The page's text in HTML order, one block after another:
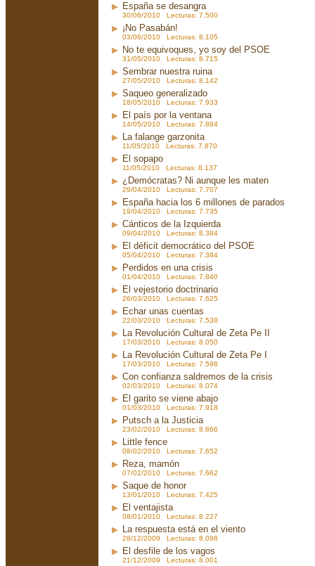
España se desangra
30/06/2010 Lecturas: 7.500
¡No Pasabán!
03/06/2010 Lecturas: 8.105
No te equivoques, yo soy del PSOE
31/05/2010 Lecturas: 8.715
Sembrar nuestra ruina
27/05/2010 Lecturas: 8.142
Saqueo generalizado
18/05/2010 Lecturas: 7.933
El país por la ventana
14/05/2010 Lecturas: 7.884
La falange garzonita
11/05/2010 Lecturas: 7.870
El sopapo
11/05/2010 Lecturas: 8.137
¿Demócratas? Ni aunque les maten
29/04/2010 Lecturas: 7.707
España hacia los 6 millones de parados
19/04/2010 Lecturas: 7.735
Cánticos de la Izquierda
09/04/2010 Lecturas: 8.384
El déficit democrático del PSOE
05/04/2010 Lecturas: 7.384
Perdidos en una crisis
01/04/2010 Lecturas: 7.840
El vejestorio doctrinario
26/03/2010 Lecturas: 7.625
Echar unas cuentas
22/03/2010 Lecturas: 7.538
La Revolución Cultural de Zeta Pe II
17/03/2010 Lecturas: 8.050
La Revolución Cultural de Zeta Pe I
17/03/2010 Lecturas: 7.598
Con confianza saldremos de la crisis
02/03/2010 Lecturas: 8.074
El garito se viene abajo
01/03/2010 Lecturas: 7.918
Putsch a la Justicia
23/02/2010 Lecturas: 8.866
Little fence
08/02/2010 Lecturas: 7.652
Reza, mamón
07/02/2010 Lecturas: 7.662
Saque de honor
13/01/2010 Lecturas: 7.425
El ventajista
08/01/2010 Lecturas: 8.227
La respuesta está en el viento
28/12/2009 Lecturas: 8.098
El desfile de los vagos
21/12/2009 Lecturas: 8.001